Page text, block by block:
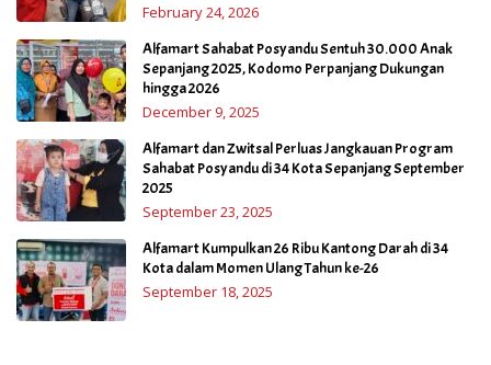
February 24, 2026
Alfamart Sahabat Posyandu Sentuh 30.000 Anak
Sepanjang 2025, Kodomo Perpanjang Dukungan
hingga 2026
December 9, 2025
Alfamart dan Zwitsal Perluas Jangkauan Program
Sahabat Posyandu di 34 Kota Sepanjang September
2025
September 23, 2025
Alfamart Kumpulkan 26 Ribu Kantong Darah di 34
Kota dalam Momen Ulang Tahun ke-26
September 18, 2025